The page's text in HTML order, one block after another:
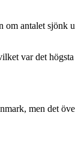
antalet
var det
men det